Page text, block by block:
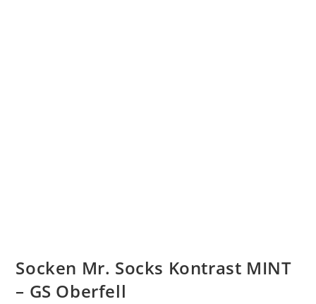
Socken Mr. Socks Kontrast MINT
– GS Oberfell